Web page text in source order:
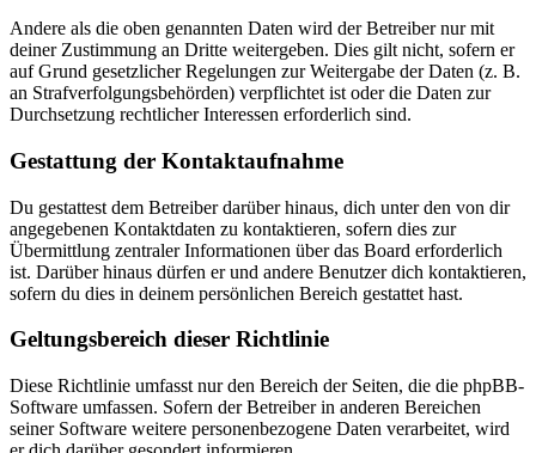
Andere als die oben genannten Daten wird der Betreiber nur mit
deiner Zustimmung an Dritte weitergeben. Dies gilt nicht, sofern er
auf Grund gesetzlicher Regelungen zur Weitergabe der Daten (z. B.
an Strafverfolgungsbehörden) verpflichtet ist oder die Daten zur
Durchsetzung rechtlicher Interessen erforderlich sind.
Gestattung der Kontaktaufnahme
Du gestattest dem Betreiber darüber hinaus, dich unter den von dir
angegebenen Kontaktdaten zu kontaktieren, sofern dies zur
Übermittlung zentraler Informationen über das Board erforderlich
ist. Darüber hinaus dürfen er und andere Benutzer dich kontaktieren,
sofern du dies in deinem persönlichen Bereich gestattet hast.
Geltungsbereich dieser Richtlinie
Diese Richtlinie umfasst nur den Bereich der Seiten, die die phpBB-
Software umfassen. Sofern der Betreiber in anderen Bereichen
seiner Software weitere personenbezogene Daten verarbeitet, wird